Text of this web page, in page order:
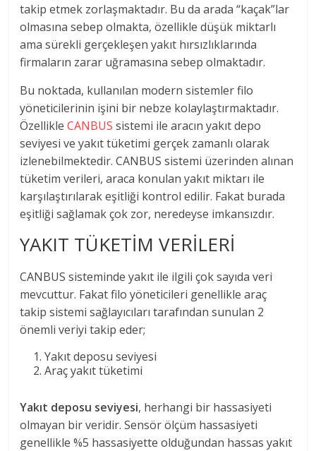
takip etmek zorlaşmaktadır. Bu da arada “kaçak”lar
olmasına sebep olmakta, özellikle düşük miktarlı
ama sürekli gerçekleşen yakıt hırsızlıklarında
firmaların zarar uğramasına sebep olmaktadır.
Bu noktada, kullanılan modern sistemler filo
yöneticilerinin işini bir nebze kolaylaştırmaktadır.
ÖzellikleCANBUS sistemi ile aracın yakıt depo
seviyesi ve yakıt tüketimi gerçek zamanlı olarak
izlenebilmektedir. CANBUS sistemi üzerinden alınan
tüketim verileri, araca konulan yakıt miktarı ile
karşılaştırılarak eşitliği kontrol edilir. Fakat burada
eşitliği sağlamak çok zor, neredeyse imkansızdır.
YAKIT TÜKETİM VERİLERİ
CANBUS sisteminde yakıt ile ilgili çok sayıda veri
mevcuttur. Fakat filo yöneticileri genellikle araç
takip sistemi sağlayıcıları tarafından sunulan 2
önemli veriyi takip eder;
Yakıt deposu seviyesi
Araç yakıt tüketimi
Yakıt deposu seviyesi, herhangi bir hassasiyeti
olmayan bir veridir. Sensör ölçüm hassasiyeti
genellikle %5 hassasiyette olduğundan hassas yakıt